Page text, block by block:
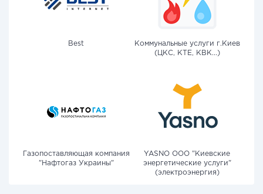
Best
Коммунальные услуги г.Киев
(ЦКС, КТЕ, КВК...)
Газопоставляющая компания
"Нафтогаз Украины"
YASNO OOO "Киевские
энергетические услуги"
(электроэнергия)